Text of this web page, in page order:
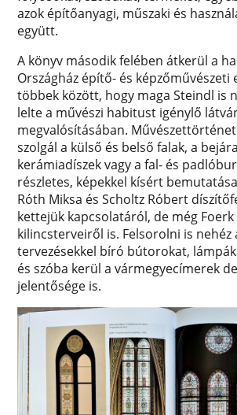
azok építőanyagi, műszaki és
együtt.
A könyv második felében átkerül a
Országház építő- és képzőművészeti
többek között, hogy maga Steindl is
lelte a művészi habitust igénylő
megvalósításában.
szolgál a külső és belső falak, a
kerámiadíszek vagy a fal- és
részletes, képekkel kísért
Róth Miksa és Scholtz Róbert
kettejük kapcsolatáról, de még
kilincsterveiről is. Felsorolni is nehéz
tervezésekkel bíró bútorokat,
és szóba kerül a vármegyecímerek
jelentősége is.